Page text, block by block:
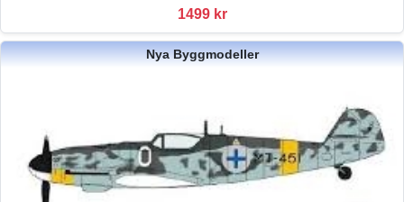
1499 kr
Nya Byggmodeller